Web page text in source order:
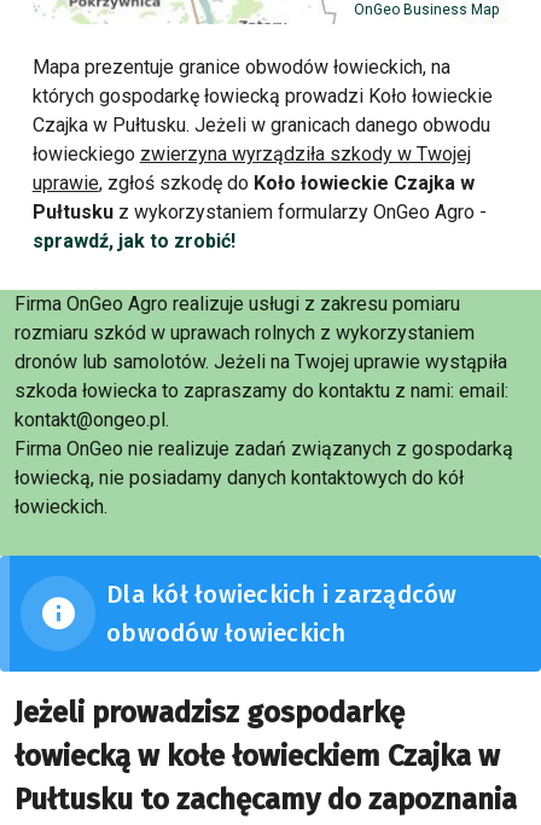
OnGeo Business Map
Mapa prezentuje granice obwodów łowieckich, na
których gospodarkę łowiecką prowadzi Koło łowieckie
Czajka w Pułtusku. Jeżeli w granicach danego obwodu
łowieckiego zwierzyna wyrządziła szkody w Twojej
uprawie, zgłoś szkodę do Koło łowieckie Czajka w
Pułtuskuz wykorzystaniem formularzy OnGeo Agro -
sprawdź, jak to zrobić!
Firma OnGeo Agro realizuje usługi z zakresu pomiaru
rozmiaru szkód w uprawach rolnych z wykorzystaniem
dronów lub samolotów. Jeżeli na Twojej uprawie wystąpiła
szkoda łowiecka to zapraszamy do kontaktu z nami: email:
kontakt@ongeo.pl.
Firma OnGeo nie realizuje zadań związanych z gospodarką
łowiecką, nie posiadamy danych kontaktowych do kół
łowieckich.
Dla kół łowieckich i zarządców
obwodów łowieckich
Jeżeli prowadzisz gospodarkę
łowiecką w kołe łowieckiem Czajka w
Pułtusku to zachęcamy do zapoznania